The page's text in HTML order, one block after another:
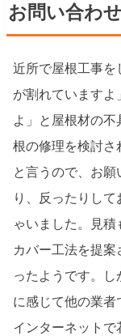
お問い合わ
近所で屋根工事
が割れています
よ」と屋根材の
根の修理を検討さ
と言うので、お
り、反ったりし
ゃいました。見
カバー工法を提
ったようです。
に感じて他の業者
インターネットで